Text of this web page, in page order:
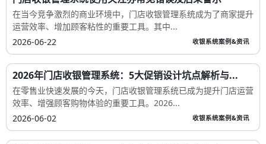
在当今竞争激烈的商业环境中，门店收银管理系统成为了商家提升
运营效率、增加顾客粘性的重要工具。其中...
2026-06-22
收银系统案例&资讯
2026年门店收银管理系统：5大促销设计坑点解析与...
在零售业快速发展的今天，门店收银管理系统已成为提升门店运营
效率、增强顾客购物体验的重要工具。2026...
2026-06-02
收银系统案例&资讯